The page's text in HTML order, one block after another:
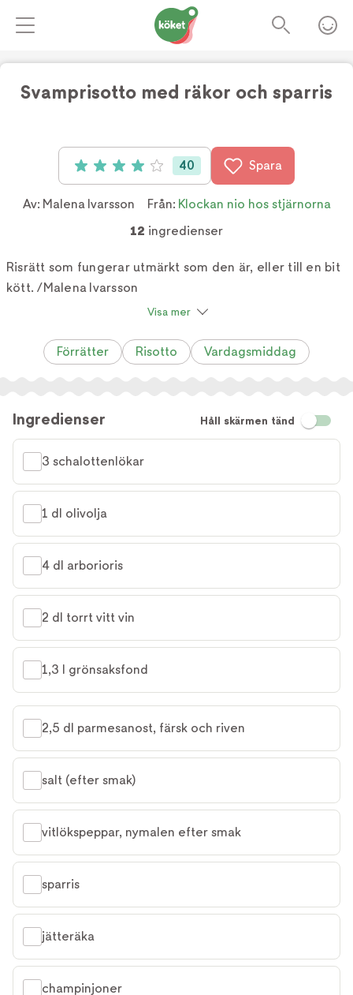
Svamprisotto med räkor och sparris
Betyg: 4 av 5 (40 röster)
40 Spara
Av: Malena Ivarsson Från: Klockan nio hos stjärnorna
12 ingredienser
Risrätt som fungerar utmärkt som den är, eller till en bit
kött. /Malena Ivarsson
Visa mer
Förrätter Risotto Vardagsmiddag
Ingredienser Håll skärmen tänd
3 schalottenlökar
1 dl olivolja
4 dl arborioris
2 dl torrt vitt vin
1,3 l grönsaksfond
2,5 dl parmesanost, färsk och riven
salt (efter smak)
vitlökspeppar, nymalen efter smak
sparris
jätteräka
champinjoner